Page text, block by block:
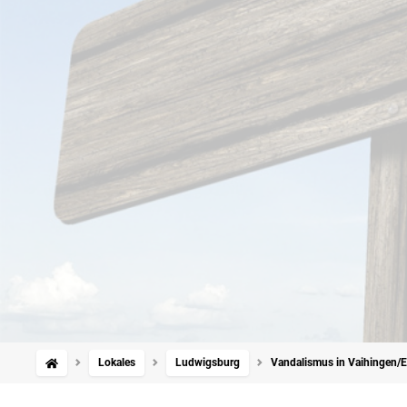
Lokales Ludwigsburg Vandalismus in Vaihingen/